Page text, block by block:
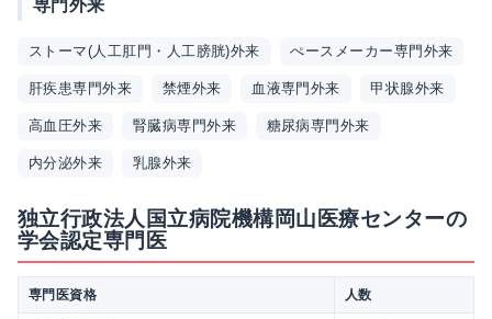
専門外来
ストーマ(人工肛門・人工膀胱)外来 ぺースメーカー専門外来
肝疾患専門外来 禁煙外来 血液専門外来 甲状腺外来
高血圧外来 腎臓病専門外来 糖尿病専門外来
内分泌外来 乳腺外来
独立行政法人国立病院機構岡山医療センターの
学会認定専門医
専門医資格 人数